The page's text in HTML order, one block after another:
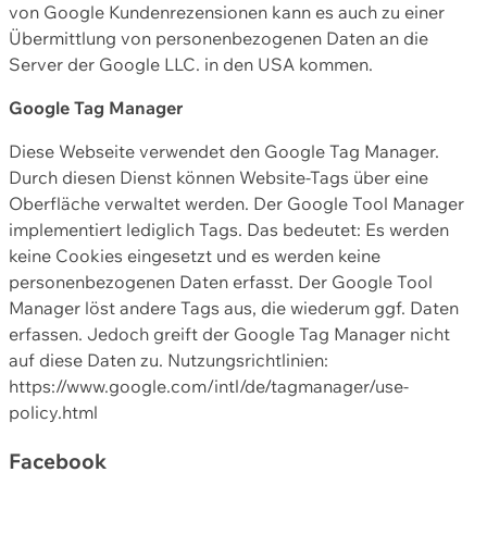
von Google Kundenrezensionen kann es auch zu einer
Übermittlung von personenbezogenen Daten an die
Server der Google LLC. in den USA kommen.
Google Tag Manager
Diese Webseite verwendet den Google Tag Manager.
Durch diesen Dienst können Website-Tags über eine
Oberfläche verwaltet werden. Der Google Tool Manager
implementiert lediglich Tags. Das bedeutet: Es werden
keine Cookies eingesetzt und es werden keine
personenbezogenen Daten erfasst. Der Google Tool
Manager löst andere Tags aus, die wiederum ggf. Daten
erfassen. Jedoch greift der Google Tag Manager nicht
auf diese Daten zu. Nutzungsrichtlinien:
https://www.google.com/intl/de/tagmanager/use-
policy.html
Facebook